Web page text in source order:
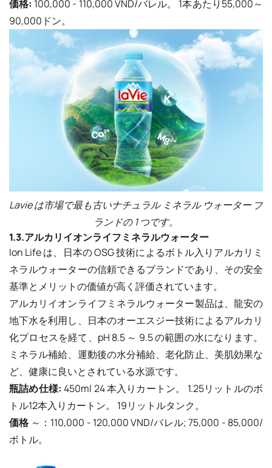
価格: 100,000 - 110,000 VND/バレル。 1本あたり55,000～
90,000ドン。
Lavie は市場で最も古いナチュラル ミネラル ウォーター ブ
ランドの 1 つです。
1.3.アルカリイオンライフミネラルウォーター
Ion Life は、日本の OSG 技術によるボトル入りアルカリミ
ネラルウォーターの信頼できるブランドであり、その安全
基準とメリットの価値が高く評価されています。
アルカリイオンライフミネラルウォーター製品は、龍安の
地下水を利用し、日本のオーエスジー技術によるアルカリ
化プロセスを経て、pH 8.5 ～ 9.5 の範囲の水になります。
ミネラル補給、運動後の水分補給、老化防止、美肌効果な
ど、健康に良いとされている水源です。
瓶詰め仕様: 450ml 24 本入りカートン。 1.25リットルのボ
トル12本入りカートン。 19リットルタンク。
価格 ～：110,000 - 120,000 VND/バレル; 75,000 - 85,000/
ボトル。